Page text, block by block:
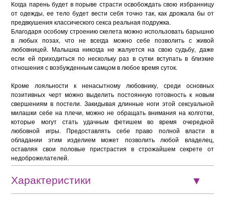
Когда парень будет в порыве страсти освобождать свою избранницу
от одежды, ее тело будет вести себя точно так, как дрожала бы от
предвкушения классического секса реальная подружка.
Благодаря особому строению скелета можно использовать барышню
в любых позах, что не всегда можно себе позволить с живой
любовницей. Малышка никогда не жалуется на свою судьбу, даже
если ей приходиться по нескольку раз в сутки вступать в близкие
отношения с возбужденным самцом в любое время суток.
Кроме лояльности к ненасытному любовнику, среди основных
позитивных черт можно выделить постоянную готовность к новым
свершениям в постели. Закидывая длинные ноги этой сексуальной
милашки себе на плечи, можно не обращать внимания на колготки,
которые могут стать удачным фетишем во время очередной
любовной игры. Предоставлять себе право полной власти в
обладании этим изделием может позволить любой владелец,
оставляя свои половые пристрастия в строжайшем секрете от
недоброжелателей.
Характеристики